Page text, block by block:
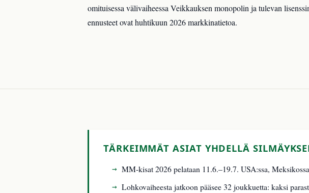
omituisessa välivaiheessa Veikkauksen monopolin ja tulevan
ennusteet ovat huhtikuun 2026 markkinatietoa.
TÄRKEIMMÄT ASIAT YHDELLÄ
MM-kisat 2026 pelataan 11.6.–19.7. USA:ssa,
Lohkovaiheesta jatkoon pääsee 32 joukkuetta: kaksi